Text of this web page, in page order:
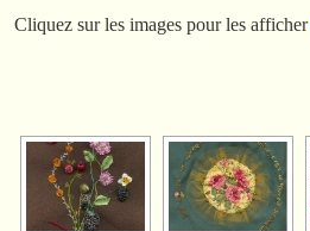
Cliquez sur les images pour les afficher